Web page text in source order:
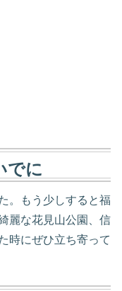
でに
。もう少しすると福
麗な花見山公園、信
時にぜひ立ち寄って